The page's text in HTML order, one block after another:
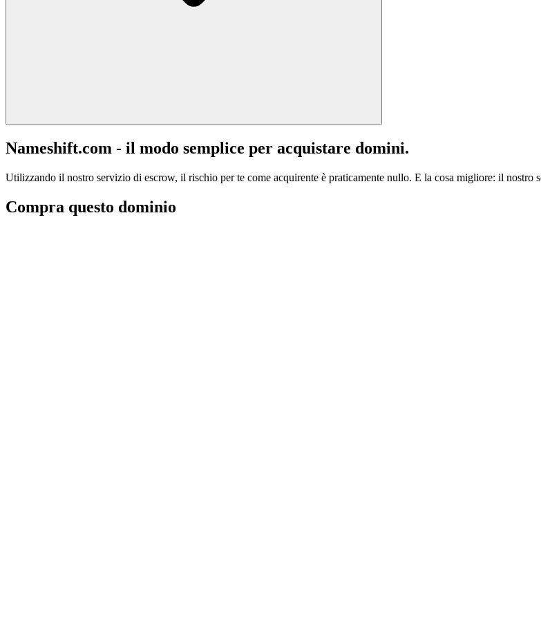
Nameshift.com - il modo semplice per acquistare domini.
Utilizzando il nostro servizio di escrow, il rischio per te come acquirente è praticamente nullo. E la cosa migliore: il nostro
Compra questo dominio